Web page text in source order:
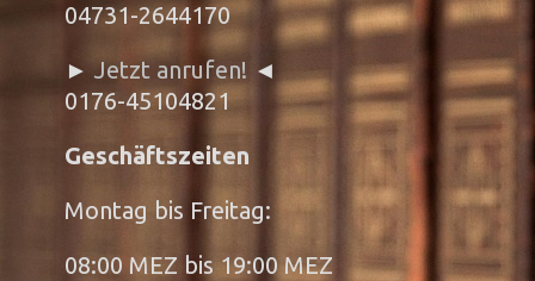
04731-2644170
►Jetzt anrufen! ◄
0176-45104821
Geschäftszeiten
Montag bis Freitag:
08:00 MEZ bis 19:00 MEZ